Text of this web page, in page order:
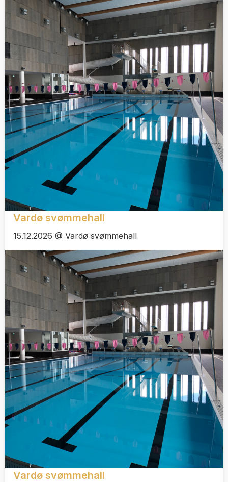
Vardø svømmehall
15.12.2026 @ Vardø svømmehall
Vardø svømmehall